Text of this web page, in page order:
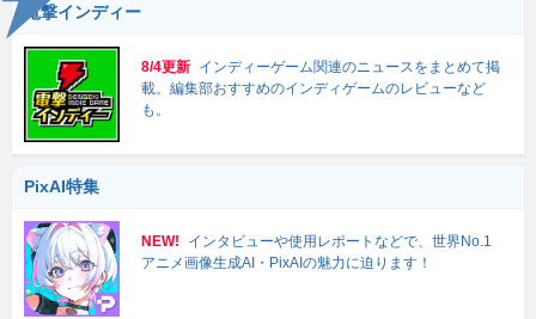
電撃インディー
8/4更新 インディーゲーム関連のニュースをまとめて掲
載。編集部おすすめのインディゲームのレビューなど
も。
PixAI特集
NEW!
インタビューや使用レポートなどで、世界No.1
アニメ画像生成AI・PixAIの魅力に迫ります！